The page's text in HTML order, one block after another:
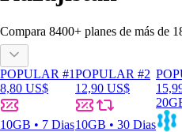
Compara 8400+ planes de más de
POPULAR #1
8,80 US$
10GB • 7 Dias
POPULAR #2
12,90 US$
10GB • 30 Dias